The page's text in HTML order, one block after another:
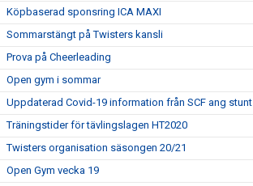
Köpbaserad sponsring ICA MAXI
Sommarstängt på Twisters kansli
Prova på Cheerleading
Open gym i sommar
Uppdaterad Covid-19 information från SCF ang stunt
Träningstider för tävlingslagen HT2020
Twisters organisation säsongen 20/21
Open Gym vecka 19